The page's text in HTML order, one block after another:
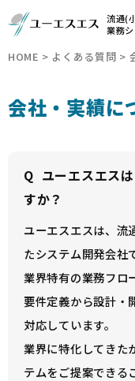
流通(
業務
HOME > よくある質問 >
会社・実績に
Q ユーエスエス
すか？
ユーエスエスは、流
たシステム開発会社
業界特有の業務フロ
要件定義から設計・
対応しています。
業界に特化してきた
テムをご提案できる